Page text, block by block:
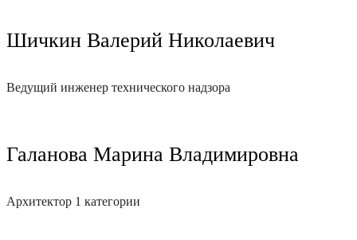
Шичкин Валерий Николаевич
Ведущий инженер технического надзора
Галанова Марина Владимировна
Архитектор 1 категории